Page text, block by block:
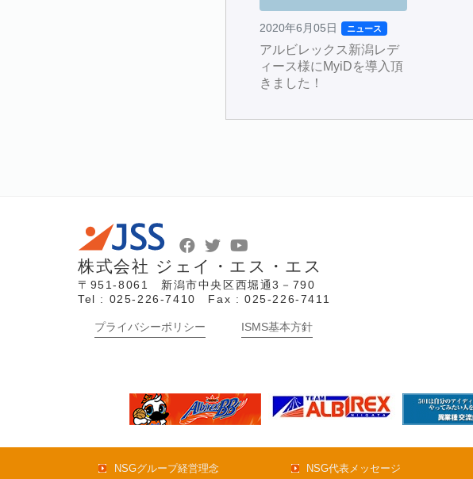
2020年6月05日 ニュース
アルビレックス新潟レデ
ィース様にMyiDを導入頂
きました！
株式会社 ジェイ・エス・エス
〒951-8061 新潟市中央区西堀通3－790
Tel : 025-226-7410 Fax : 025-226-7411
プライバシーポリシー ISMS基本方針
NSGグループ経営理念 NSG代表メッセージ